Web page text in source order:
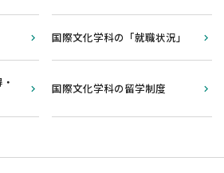
国際文化学科の「就職状況」
国際文化学科の留学制度